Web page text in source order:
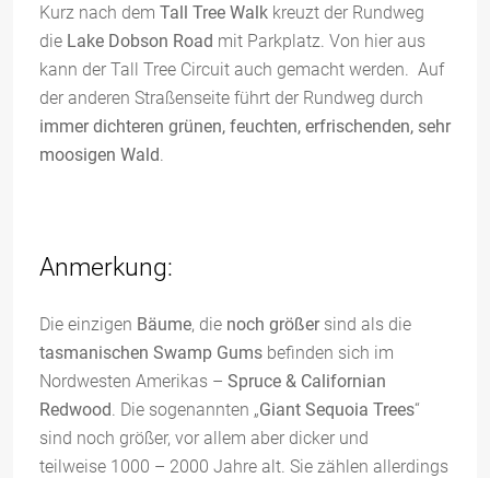
Kurz nach dem Tall Tree Walk kreuzt der Rundweg
die Lake Dobson Road mit Parkplatz. Von hier aus
kann der Tall Tree Circuit auch gemacht werden. Auf
der anderen Straßenseite führt der Rundweg durch
immer dichteren grünen, feuchten, erfrischenden, sehr
moosigen Wald
Anmerkung:
Die einzigen Bäume, die noch größersind als die
tasmanischen Swamp Gums befinden sich im
Nordwesten Amerikas – Spruce & Californian
Redwood . Die sogenannten „Giant Sequoia Trees“
sind noch größer, vor allem aber dicker und
teilweise 1000 – 2000 Jahre alt. Sie zählen allerdings